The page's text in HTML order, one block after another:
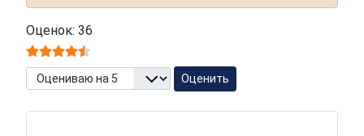
Оценок: 36
Пожалуйста, оцените